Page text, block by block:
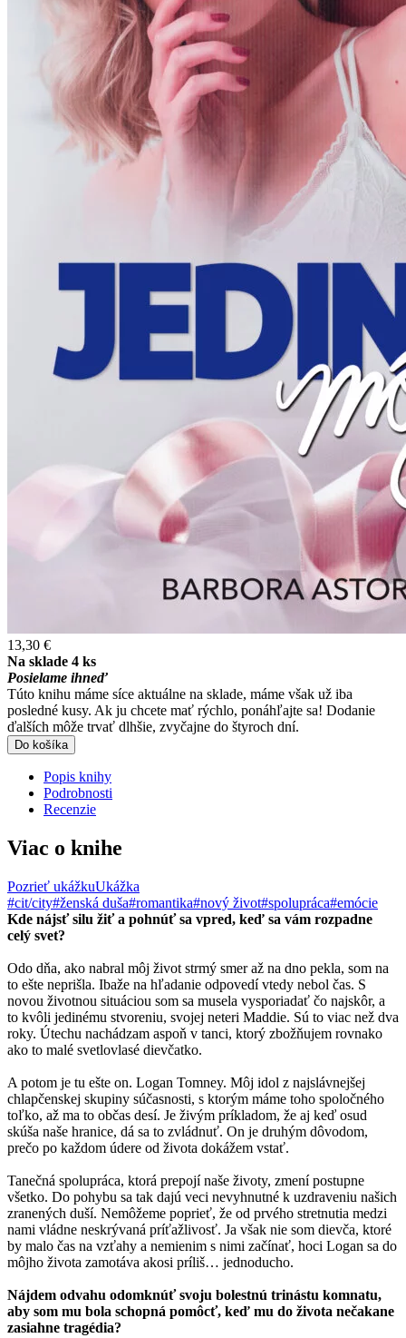
13,30 €
Na sklade 4 ks
Posielame ihneď
Túto knihu máme síce aktuálne na sklade, máme však už iba
posledné kusy. Ak ju chcete mať rýchlo, ponáhľajte sa! Dodanie
ďalších môže trvať dlhšie, zvyčajne do štyroch dní.
Do košíka
Popis knihy
Podrobnosti
Recenzie
Viac o knihe
Pozrieť ukážkuUkážka
#cit/city#ženská duša#romantika#nový život#spolupráca#emócie
Kde nájsť silu žiť a pohnúť sa vpred, keď sa vám rozpadne
celý svet?
Odo dňa, ako nabral môj život strmý smer až na dno pekla, som na
to ešte neprišla. Ibaže na hľadanie odpovedí vtedy nebol čas. S
novou životnou situáciou som sa musela vysporiadať čo najskôr, a
to kvôli jedinému stvoreniu, svojej neteri Maddie. Sú to viac než dva
roky. Útechu nachádzam aspoň v tanci, ktorý zbožňujem rovnako
ako to malé svetlovlasé dievčatko.
A potom je tu ešte on. Logan Tomney. Môj idol z najslávnejšej
chlapčenskej skupiny súčasnosti, s ktorým máme toho spoločného
toľko, až ma to občas desí. Je živým príkladom, že aj keď osud
skúša naše hranice, dá sa to zvládnuť. On je druhým dôvodom,
prečo po každom údere od života dokážem vstať.
Tanečná spolupráca, ktorá prepojí naše životy, zmení postupne
všetko. Do pohybu sa tak dajú veci nevyhnutné k uzdraveniu našich
zranených duší. Nemôžeme poprieť, že od prvého stretnutia medzi
nami vládne neskrývaná príťažlivosť. Ja však nie som dievča, ktoré
by malo čas na vzťahy a nemienim s nimi začínať, hoci Logan sa do
môjho života zamotáva akosi príliš… jednoducho.
Nájdem odvahu odomknúť svoju bolestnú trinástu komnatu,
aby som mu bola schopná pomôcť, keď mu do života nečakane
zasiahne tragédia?